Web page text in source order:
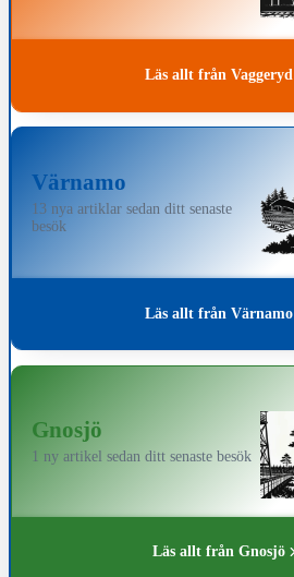
Läs allt från Vaggeryd
Värnamo
13 nya artiklar sedan ditt senaste
besök
Läs allt från Värnamo
Gnosjö
1 ny artikel sedan ditt senaste besök
Läs allt från Gnosjö